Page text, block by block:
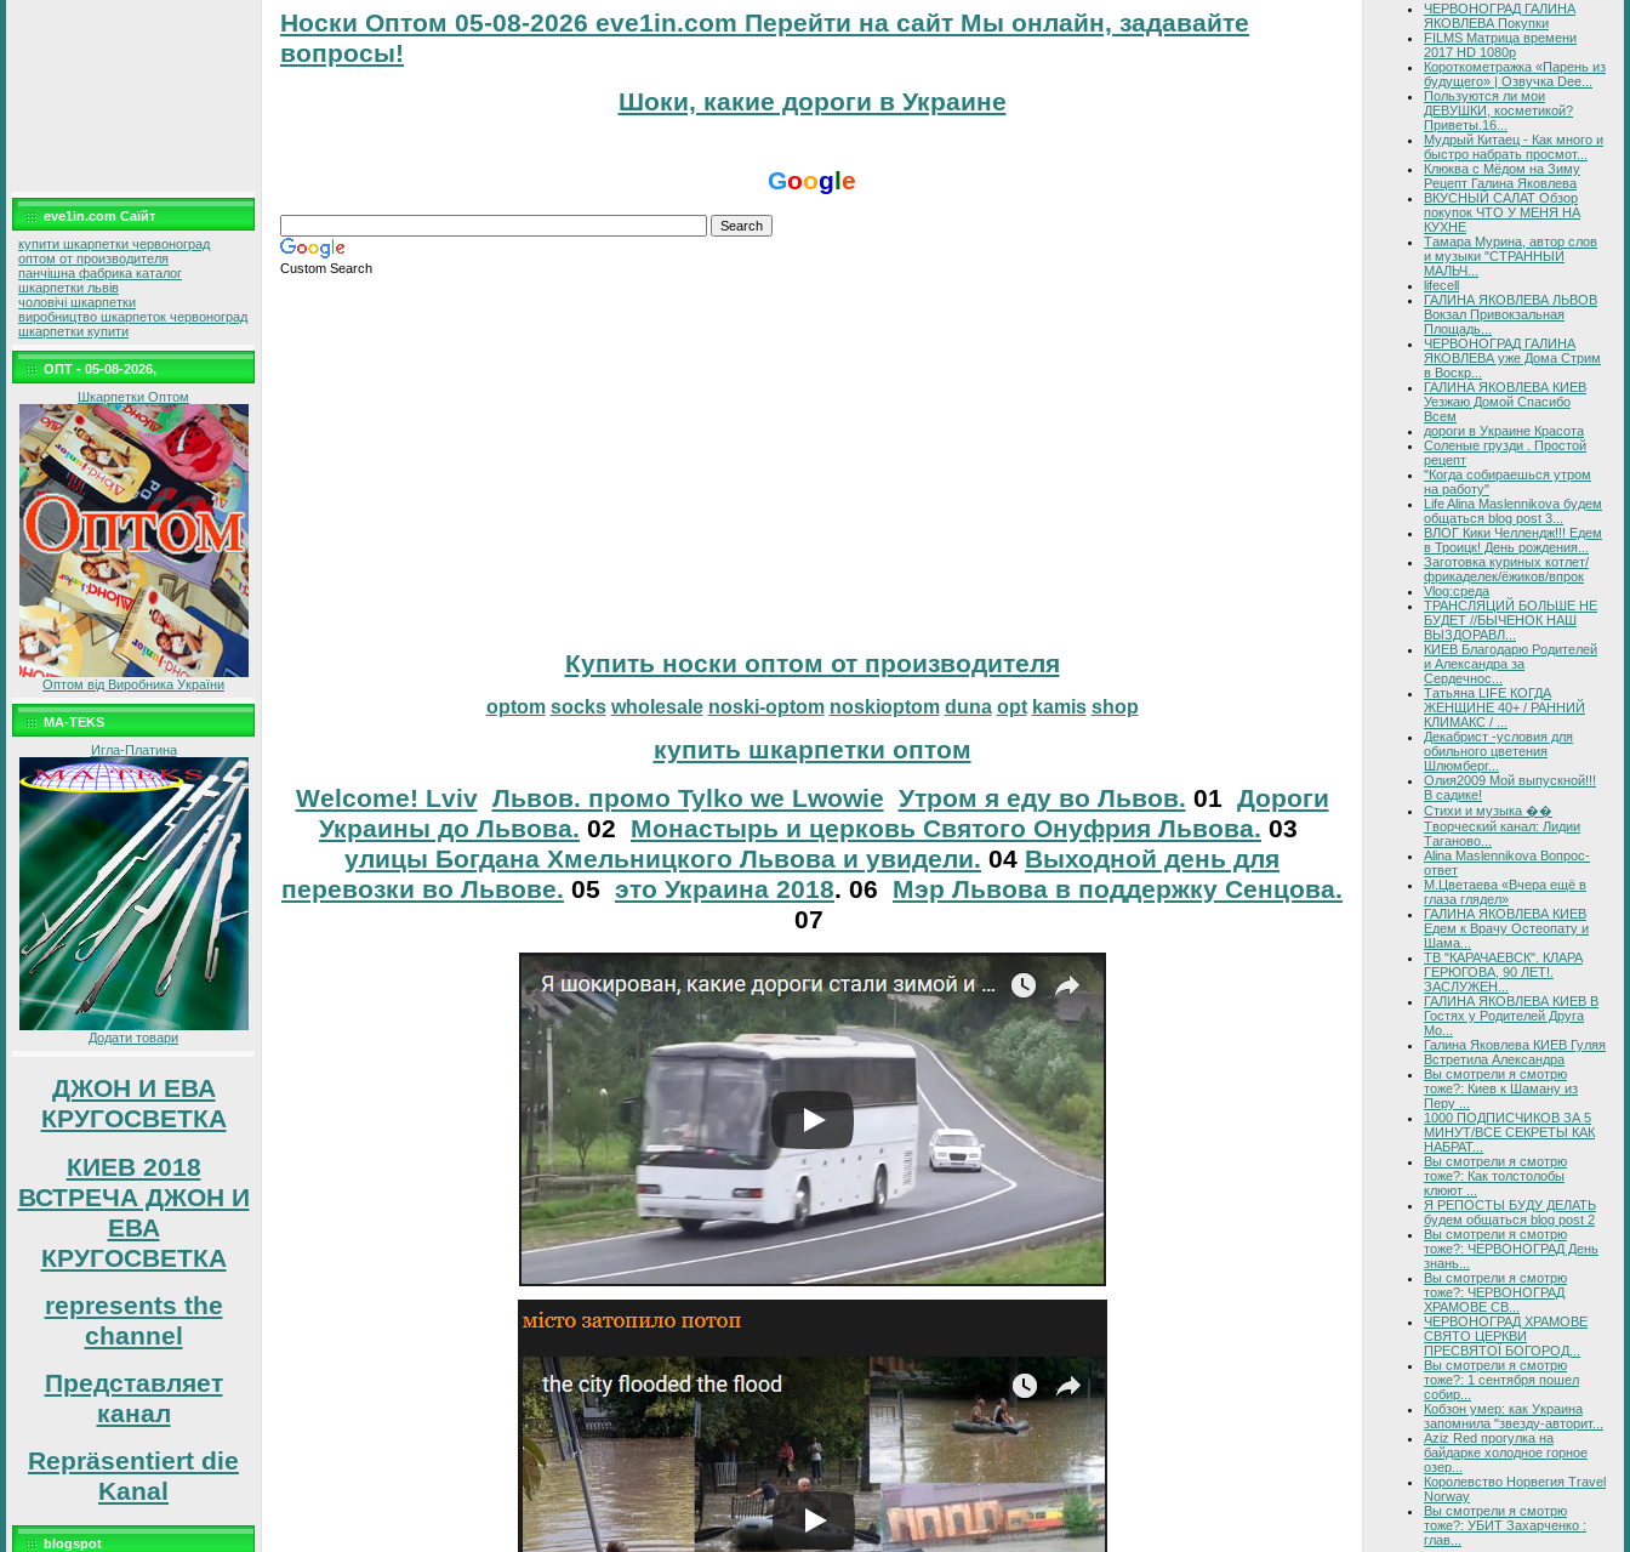
eve1in.com Саїйт
купити шкарпетки червоноград
оптом от производителя
панчішна фабрика каталог
шкарпетки львів
чоловічі шкарпетки
виробництво шкарпеток червоноград
шкарпетки купити
ОПТ - 05-08-2026,
Шкарпетки Оптом
Оптом від Виробника України
MA-TEKS
Игла-Платина
Додати товари
ДЖОН И ЕВА
КРУГОСВЕТКА
КИЕВ 2018
ВСТРЕЧА ДЖОН И
ЕВА
КРУГОСВЕТКА
represents the
channel
Представляет
канал
Repräsentiert die
Kanal
blogspot
Носки Оптом 05-08-2026 eve1in.com Перейти на сайт Мы онлайн, задавайте
вопросы!
Шоки, какие дороги в Украине
Google
Custom Search
Купить носки оптом от производителя
optom socks wholesale noski-optom noskioptom duna opt kamis shop
купить шкарпетки оптом
Welcome! Lviv Львов. промо Tylko we Lwowie Утром я еду во Львов. 01 Дороги
Украины до Львова. 02 Монастырь и церковь Святого Онуфрия Львова. 03
улицы Богдана Хмельницкого Львова и увидели. 04 Выходной день для
перевозки во Львове. 05 это Украина 2018. 06 Мэр Львова в поддержку Сенцова.
07
ЧЕРВОНОГРАД ГАЛИНА
ЯКОВЛЕВА Покупки
FILMS Матрица времени
2017 HD 1080p
Короткометражка «Парень из
будущего» | Озвучка Dee...
Пользуются ли мои
ДЕВУШКИ, косметикой?
Приветы.16...
Мудрый Китаец - Как много и
быстро набрать просмот...
Клюква с Мёдом на Зиму
Рецепт Галина Яковлева
ВКУСНЫЙ САЛАТ Обзор
покупок ЧТО У МЕНЯ НА
КУХНЕ
Тамара Мурина, автор слов
и музыки "СТРАННЫЙ
МАЛЬЧ...
lifecell
ГАЛИНА ЯКОВЛЕВА ЛЬВОВ
Вокзал Привокзальная
Площадь...
ЧЕРВОНОГРАД ГАЛИНА
ЯКОВЛЕВА уже Дома Стрим
в Воскр...
ГАЛИНА ЯКОВЛЕВА КИЕВ
Уезжаю Домой Спасибо
Всем
дороги в Украине Красота
Соленые грузди . Простой
рецепт
"Когда собираешься утром
на работу"
Life Alina Maslennikova будем
общаться blog post 3...
ВЛОГ Кики Челлендж!!! Едем
в Троицк! День рождения...
Заготовка куриных котлет/
фрикаделек/ёжиков/впрок
Vlog:среда
ТРАНСЛЯЦИЙ БОЛЬШЕ НЕ
БУДЕТ //БЫЧЕНОК НАШ
ВЫЗДОРАВЛ...
КИЕВ Благодарю Родителей
и Александра за
Сердечнос...
Татьяна LIFE КОГДА
ЖЕНЩИНЕ 40+ / РАННИЙ
КЛИМАКС / ...
Декабрист -условия для
обильного цветения
Шлюмберг...
Олия2009 Мой выпускной!!!
В садике!
Стихи и музыка ��
Творческий канал: Лидии
Таганово...
Alina Maslennikova Вопрос-
ответ
М.Цветаева «Вчера ещё в
глаза глядел»
ГАЛИНА ЯКОВЛЕВА КИЕВ
Едем к Врачу Остеопату и
Шама...
ТВ "КАРАЧАЕВСК". КЛАРА
ГЕРЮГОВА, 90 ЛЕТ!.
ЗАСЛУЖЕН...
ГАЛИНА ЯКОВЛЕВА КИЕВ В
Гостях у Родителей Друга
Мо...
Галина Яковлева КИЕВ Гуляя
Встретила Александра
Вы смотрели я смотрю
тоже?: Киев к Шаману из
Перу ...
1000 ПОДПИСЧИКОВ ЗА 5
МИНУТ/ВСЕ СЕКРЕТЫ КАК
НАБРАТ...
Вы смотрели я смотрю
тоже?: Как толстолобы
клюют ...
Я РЕПОСТЫ БУДУ ДЕЛАТЬ
будем общаться blog post 2
Вы смотрели я смотрю
тоже?: ЧЕРВОНОГРАД День
знань...
Вы смотрели я смотрю
тоже?: ЧЕРВОНОГРАД
ХРАМОВЕ СВ...
ЧЕРВОНОГРАД ХРАМОВЕ
СВЯТО ЦЕРКВИ
ПРЕСВЯТОЇ БОГОРОД...
Вы смотрели я смотрю
тоже?: 1 сентября пошел
собир...
Кобзон умер: как Украина
запомнила "звезду-авторит...
Aziz Red прогулка на
байдарке холодное горное
озер...
Королевство Норвегия Travel
Norway
Вы смотрели я смотрю
тоже?: УБИТ Захарченко :
глав...